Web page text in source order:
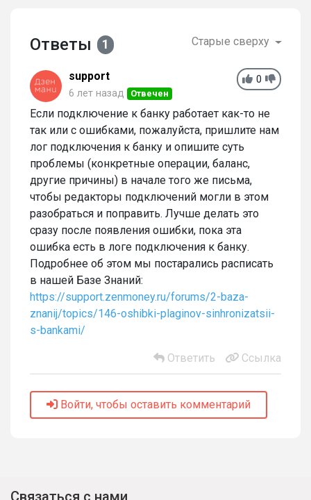
Ответы 1 Старые сверху
0
support
6 лет назад Отвечен
Если подключение к банку работает как-то не
так или с ошибками, пожалуйста, пришлите нам
лог подключения к банку и опишите суть
проблемы (конкретные операции, баланс,
другие причины) в начале того же письма,
чтобы редакторы подключений могли в этом
разобраться и поправить. Лучше делать это
сразу после появления ошибки, пока эта
ошибка есть в логе подключения к банку.
Подробнее об этом мы постарались расписать
в нашей Базе Знаний:
https://support.zenmoney.ru/forums/2-baza-
znanij/topics/146-oshibki-plaginov-sinhronizatsii-
s-bankami/
Ответить Ссылка
Войти, чтобы оставить комментарий
Связаться с нами